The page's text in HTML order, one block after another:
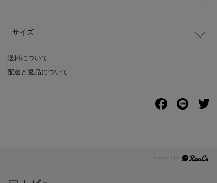
送料について
配送と返品について
サイズ